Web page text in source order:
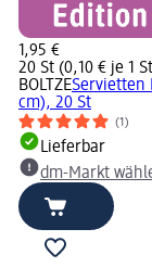
1,95 €
20 St (0,10 € je 1
BOLTZEServietten
cm), 20 St
(1)
Lieferbar
dm-Markt